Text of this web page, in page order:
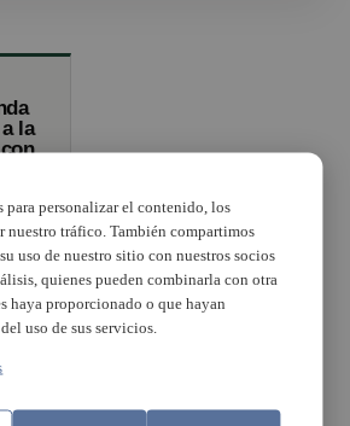
la
personalizar el contenido, los
nuestro tráfico. También compartimos
uso de nuestro sitio con nuestros socios
quienes pueden combinarla con otra
haya proporcionado o que hayan
uso de sus servicios.